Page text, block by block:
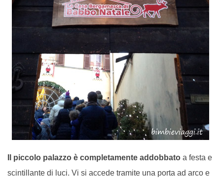
Il piccolo palazzo è completamente addobbato a festa e
scintillante di luci. Vi si accede tramite una porta ad arco e